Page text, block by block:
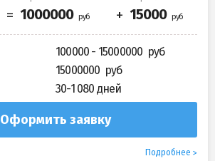
100000 - 15000000
15000000
30-1 080 дней
Оформить заявку
Подробнее